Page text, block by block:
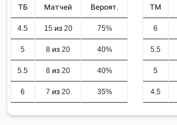
ТБ Матчей Вероят.
4.5 15 из 20 75%
5 8 из 20 40%
5.5 8 из 20 40%
6 7 из 20 35%
ТМ
6
5.5
5
4.5